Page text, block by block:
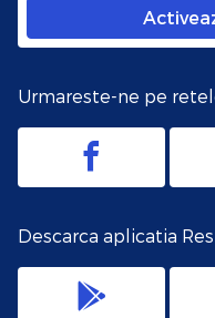
Urmareste-ne pe
Descarca aplicatia